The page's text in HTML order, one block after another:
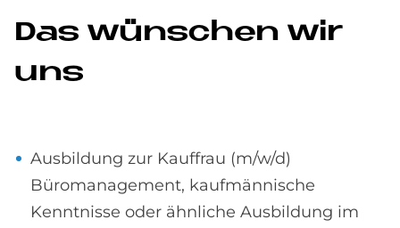
Das wün­schen wir
uns
Ausbildung zur Kauffrau (m/w/d)
Büromanagement, kaufmännische
Kenntnisse oder ähnliche Ausbildung im